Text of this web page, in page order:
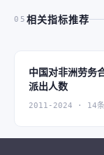
05 相关指标推荐
中国对非洲劳务
派出人数
2011-2024 · 14条